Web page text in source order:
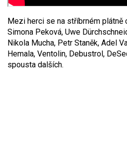
Mezi herci se na stříbrném plátně
Simona Peková, Uwe
Nikola Mucha, Petr Staněk, Adel
Hemala, Ventolin, Debustrol,
spousta dalších.